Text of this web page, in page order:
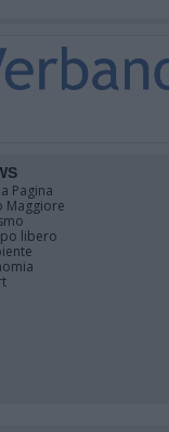
Pagina
Maggiore
libero